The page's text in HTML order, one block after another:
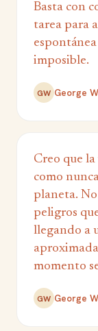
Basta con
tarea para
imposible.
GW George
Creo que
como
planeta.
peligros
llegando a
momento
GW George